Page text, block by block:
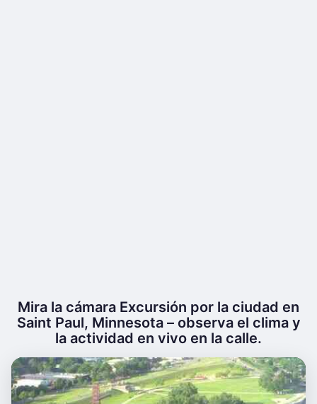
Mira la cámara Excursión por la ciudad en
Saint Paul, Minnesota – observa el clima y
la actividad en vivo en la calle.